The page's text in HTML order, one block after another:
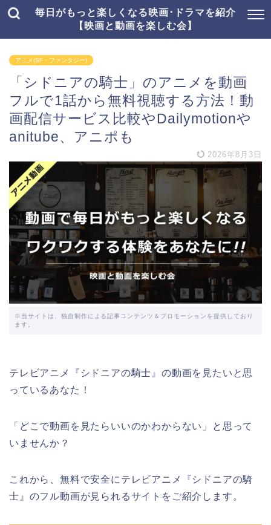
毎日がもっと楽しくなる映画･ドラマを紹介
【映画と動画を楽しむ会】
アニメ(SF・ファンタジー)
「シドニアの騎士」のアニメを動画
フルで1話から無料視聴する方法！動
画配信サービス比較やDailymotionや
anitube、アニポも
2026年8月3日
※当サイトは、独自制作による記事コンテンツ＆プロモーションを提供しており
ます。
テレビアニメ『シドニアの騎士』の動画を見たいと思
っているあなた！
「どこで動画を見たらいいのかわからない」と思って
いませんか？
これから、無料で安全にテレビアニメ『シドニアの騎
士』のフル動画が見られるサイトをご紹介します。